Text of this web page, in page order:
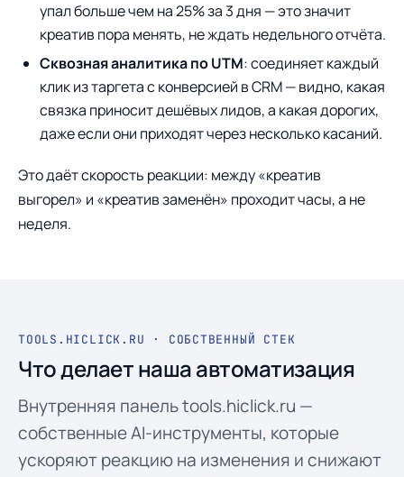
упал больше чем на 25% за 3 дня — это значит
креатив пора менять, не ждать недельного отчёта.
Сквозная аналитика по UTM: соединяет каждый
клик из таргета с конверсией в CRM — видно, какая
связка приносит дешёвых лидов, а какая дорогих,
даже если они приходят через несколько касаний.
Это даёт скорость реакции: между «креатив
выгорел» и «креатив заменён» проходит часы, а не
неделя.
TOOLS.HICLICK.RU · СОБСТВЕННЫЙ СТЕК
Что делает наша автоматизация
Внутренняя панель tools.hiclick.ru —
собственные AI-инструменты, которые
ускоряют реакцию на изменения и снижают